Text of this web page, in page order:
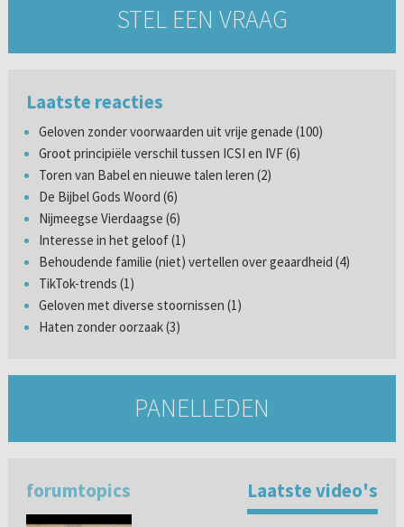
STEL EEN VRAAG
Laatste reacties
Geloven zonder voorwaarden uit vrije genade (100)
Groot principiële verschil tussen ICSI en IVF (6)
Toren van Babel en nieuwe talen leren (2)
De Bijbel Gods Woord (6)
Nijmeegse Vierdaagse (6)
Interesse in het geloof (1)
Behoudende familie (niet) vertellen over geaardheid (4)
TikTok-trends (1)
Geloven met diverse stoornissen (1)
Haten zonder oorzaak (3)
PANELLEDEN
forumtopics Laatste video's